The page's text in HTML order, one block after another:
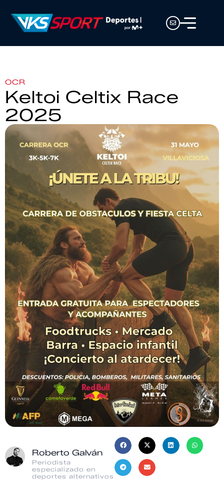
OCR
Keltoi Celtix Race
2025
Roberto Galván
Periodista
especializado en
deportes alternativos